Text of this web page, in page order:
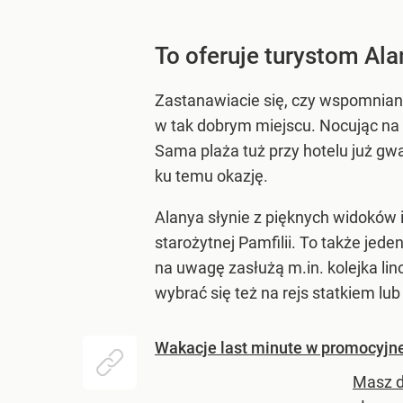
To oferuje turystom
Zastanawiacie się, czy
w tak dobrym miejscu. Nocując
Sama plaża tuż przy hotelu już
ku temu okazję.
Alanya słynie z pięknych
starożytnej Pamfilii. To także
na uwagę zasłużą m.in. kolejka
wybrać się też na rejs statkiem
Wakacje last minute w
Masz